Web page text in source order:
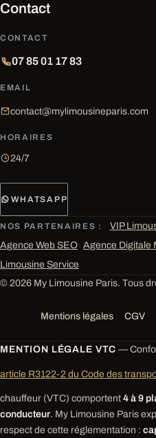
Contact
CONTACT
07 85 01 17 83
EMAIL
contact@mylimousineparis.com
HORAIRES
24/7
WHATSAPP
NOS PARTENAIRES : VIP
Agence Web SEO· Agence Digitale
Limousine Service
© 2026 My Limousine Paris. Tous
Mentions légales CGV
MENTION LÉGALE VTC —
article R3122-2 du Code des
chauffeur (VTC) comportent 4 à 9
conducteur. My Limousine Paris
respect de cette réglementation :